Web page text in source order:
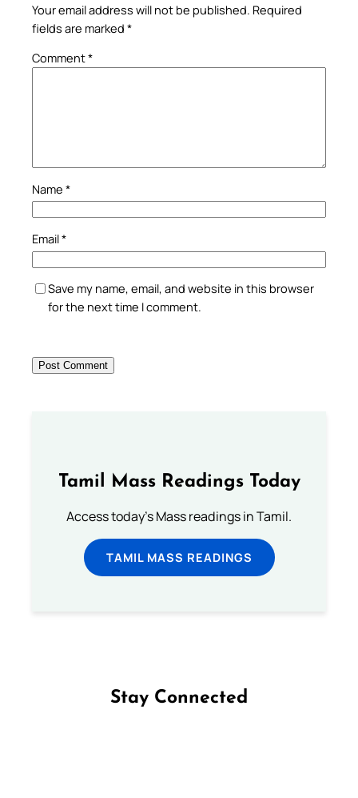
Your email address will not be published. Required
fields are marked *
Comment*
Name *
Email*
Save my name, email, and website in this browser
for the next time I comment.
Tamil Mass Readings Today
Access today's Mass readings in Tamil.
TAMIL MASS READINGS
Stay Connected